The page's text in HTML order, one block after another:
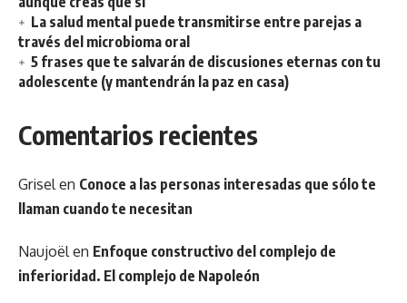
La salud mental puede transmitirse entre parejas a
través del microbioma oral
5 frases que te salvarán de discusiones eternas con tu
adolescente (y mantendrán la paz en casa)
Comentarios recientes
Grisel en Conoce a las personas interesadas que sólo te
llaman cuando te necesitan
Naujoël en Enfoque constructivo del complejo de
inferioridad. El complejo de Napoleón